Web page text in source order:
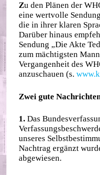
Zu den Plänen der
eine wertvolle
die in ihrer klaren
Darüber hinaus
Sendung „Die Akte
zum mächtigsten
Vergangenheit des
anzuschauen (s.
Zwei gute
1. Das
unseres
Nachtrag ergänzt
abgewiesen.